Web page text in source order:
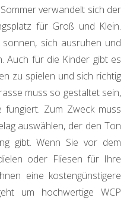
verwandelt sich der
für Groß und Klein.
sich ausruhen und
Auch für die Kinder gibt es
zu spielen und sich richtig
muss so gestaltet sein,
fungiert. Zum Zweck muss
auswählen, der den Ton
gibt. Wenn Sie vor dem
oder Fliesen für Ihre
eine kostengünstigere
um hochwertige WCP